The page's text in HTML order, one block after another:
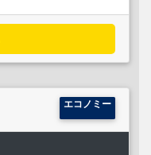
エコノミー